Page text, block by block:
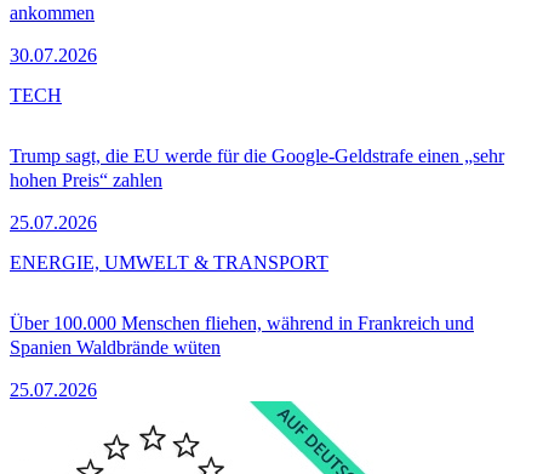
ankommen
30.07.2026
Trump sagt, die EU werde für die Google-Geldstrafe einen „sehr
hohen Preis“ zahlen
25.07.2026
TECH
Über 100.000 Menschen fliehen, während in Frankreich und
Spanien Waldbrände wüten
25.07.2026
ENERGIE, UMWELT & TRANSPORT